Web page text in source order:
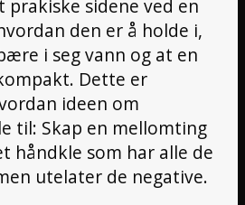
prakiske sidene ved en
den er å holde i,
i seg vann og at en
Dette er
ideen om
til: Skap en mellomting
håndkle som har alle de
utelater de negative.